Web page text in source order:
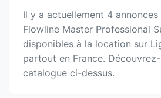
Il y a actuellement 4 annonces
Flowline Master Professional
disponibles à la location sur
partout en France.
catalogue ci-dessus.